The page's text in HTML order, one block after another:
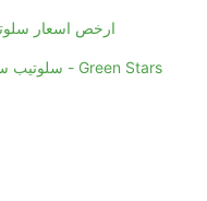
ارخص اسعار
سلوتيب سليفر فضي المونيوم مصنع جرين ستارز - Green Stars